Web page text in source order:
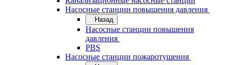
Насосные станции повышения давления
Назад
Насосные станции повышения
давления
PBS
Насосные станции пожаротушения